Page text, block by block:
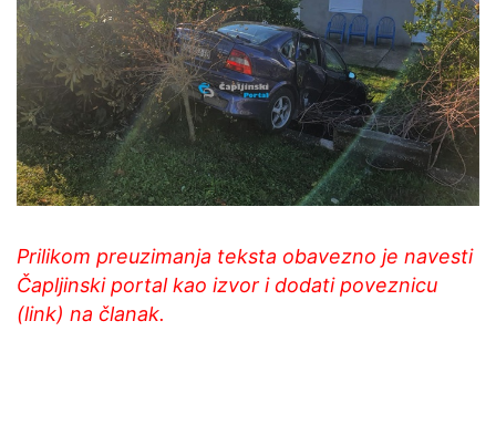
Prilikom preuzimanja teksta obavezno je navesti
Čapljinski portal kao izvor i dodati poveznicu
(link) na članak.